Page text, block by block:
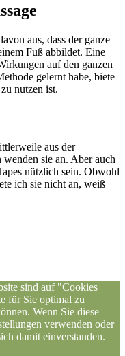
aus, dass der ganze
Fuß abbildet. Eine
auf den ganzen
gelernt habe, biete
nutzen ist.
aus der
sie an. Aber auch
nützlich sein. Obwohl
ich sie nicht an, weiß
sind auf "Cookies
für Sie optimal zu
Wenn Sie diese
verwenden oder
damit einverstanden.